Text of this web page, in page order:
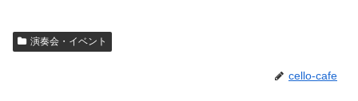
演奏会・イベント
cello-cafe